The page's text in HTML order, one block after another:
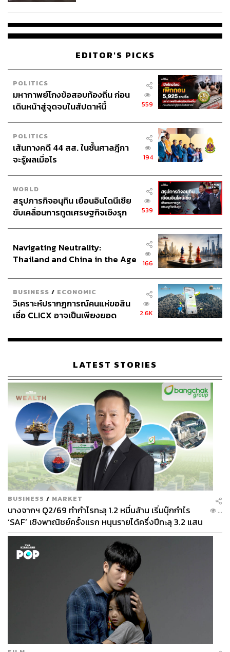
EDITOR'S PICKS
POLITICS
มหากาพย์โกงข้อสอบท้องถิ่น ก่อน
เดินหน้าสู่จุดจบในสัปดาห์นี้
559
POLITICS
เส้นทางคดี 44 สส. ในชั้นศาลฎีกา
จะรู้ผลเมื่อไร
194
WORLD
สรุปภารกิจอนุทิน เยือนอินโดนีเซีย
ขับเคลื่อนการทูตเศรษฐกิจเชิงรุก
539
Navigating Neutrality:
Thailand and China in the Age
166
BUSINESS / ECONOMIC
วิเคราะห์ปรากฏการณ์คนแห่ขอสิน
เชื่อ CLICX อาจเป็นเพียงยอด
เรือนไทยที่ถูกซุกไว้
2.6K
LATEST STORIES
BUSINESS / MARKET
บางจากฯ Q2/69 ทำกำไรทะลุ 1.2 หมื่นล้าน เริ่มบุ๊กกำไร
‘SAF’ เชิงพาณิชย์ครั้งแรก หนุนรายได้ครึ่งปีทะลุ 3.2 แสน
ล้าน
...